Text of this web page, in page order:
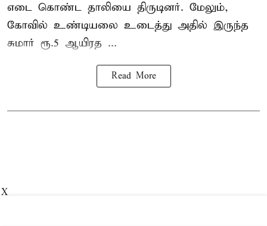
எடை கொண்ட தாலியை திருடினர். மேலும்,
கோவில் உண்டியலை உடைத்து அதில் இருந்த
சுமார் ரூ.5 ஆயிரத ...
Read More
X